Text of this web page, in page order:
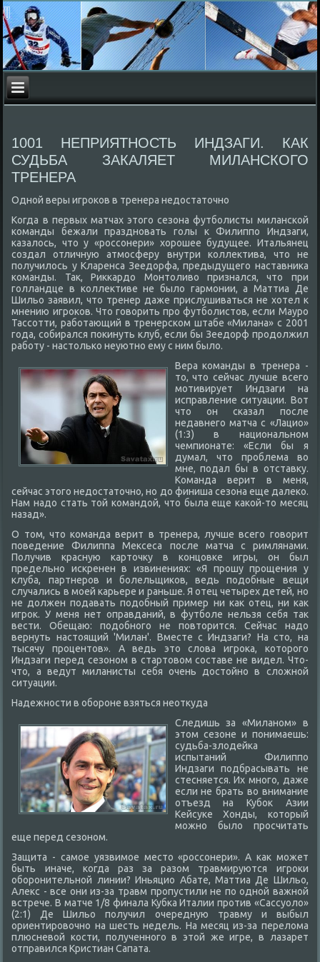
1001 НЕПРИЯТНОСТЬ ИНДЗАГИ. КАК
СУДЬБА ЗАКАЛЯЕТ МИЛАНСКОГО
ТРЕНЕРА
Одной веры игроков в тренера недостаточно
Когда в первых матчах этого сезона футболисты миланской
команды бежали праздновать голы к Филиппо Индзаги,
казалось, что у «россонери» хорошее будущее. Итальянец
создал отличную атмосферу внутри коллектива, что не
получилось у Кларенса Зеедорфа, предыдущего наставника
команды. Так, Риккардо Монтоливо признался, что при
голландце в коллективе не было гармонии, а Маттиа Де
Шильо заявил, что тренер даже прислушиваться не хотел к
мнению игроков. Что говорить про футболистов, если Мауро
Тассотти, работающий в тренерском штабе «Милана» с 2001
года, собирался покинуть клуб, если бы Зеедорф продолжил
работу - настолько неуютно ему с ним было.
Вера команды в тренера -
то, что сейчас лучше всего
мотивирует Индзаги на
исправление ситуации. Вот
что он сказал после
недавнего матча с «Лацио»
(1:3) в национальном
чемпионате: «Если бы я
думал, что проблема во
мне, подал бы в отставку.
Команда верит в меня,
сейчас этого недостаточно, но до финиша сезона еще далеко.
Нам надо стать той командой, что была еще какой-то месяц
назад».
О том, что команда верит в тренера, лучше всего говорит
поведение Филиппа Мексеса после матча с римлянами.
Получив красную карточку в концовке игры, он был
предельно искренен в извинениях: «Я прошу прощения у
клуба, партнеров и болельщиков, ведь подобные вещи
случались в моей карьере и раньше. Я отец четырех детей, но
не должен подавать подобный пример ни как отец, ни как
игрок. У меня нет оправданий, в футболе нельзя себя так
вести. Обещаю: подобного не повторится. Сейчас надо
вернуть настоящий 'Милан'. Вместе с Индзаги? На сто, на
тысячу процентов». А ведь это слова игрока, которого
Индзаги перед сезоном в стартовом составе не видел. Что-
что, а ведут миланисты себя очень достойно в сложной
ситуации.
Надежности в обороне взяться неоткуда
Следишь за «Миланом» в
этом сезоне и понимаешь:
судьба-злодейка
испытаний Филиппо
Индзаги подбрасывать не
стесняется. Их много, даже
если не брать во внимание
отъезд на Кубок Азии
Кейсуке Хонды, который
можно было просчитать
еще перед сезоном.
Защита - самое уязвимое место «россонери». А как может
быть иначе, когда раз за разом травмируются игроки
оборонительной линии? Иньяцио Абате, Маттиа Де Шильо,
Алекс - все они из-за травм пропустили не по одной важной
встрече. В матче 1/8 финала Кубка Италии против «Сассуоло»
(2:1) Де Шильо получил очередную травму и выбыл
ориентировочно на шесть недель. На месяц из-за перелома
плюсневой кости, полученного в этой же игре, в лазарет
отправился Кристиан Сапата.